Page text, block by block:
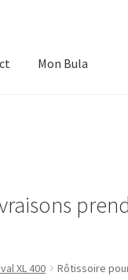
Mon Bula
XL 400 Rôtissoire